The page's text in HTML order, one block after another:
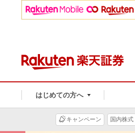
はじめての方へ
キャンペーン 国内株式